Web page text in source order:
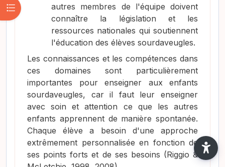
Abrir índice del cursoautres membres de l'équipe doivent
connaître la législation et les
ressources nationales qui soutiennent
l'éducation des élèves sourdaveugles.
Les connaissances et les compétences dans
ces domaines sont particulièrement
importantes pour enseigner aux enfants
sourdaveugles, car il faut leur enseigner
avec soin et attention ce que les autres
enfants apprennent de manière spontanée.
Chaque élève a besoin d'une approche
extrêmement personnalisée en fonction de
ses points forts et de ses besoins (Riggio &